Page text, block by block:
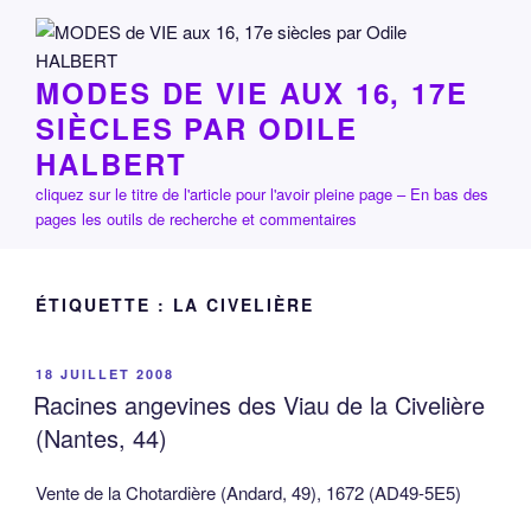
contenu
principalMODES DE VIE AUX 16, 17E
SIÈCLES PAR ODILE
HALBERT
cliquez sur le titre de l'article pour l'avoir pleine page – En bas des
pages les outils de recherche et commentaires
ÉTIQUETTE : LA CIVELIÈRE
PUBLIÉ
LE
18 JUILLET 2008
Racines angevines des Viau de la Civelière
(Nantes, 44)
Vente de la Chotardière (Andard, 49), 1672 (AD49-5E5)